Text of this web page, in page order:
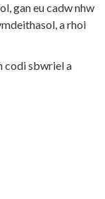
gan eu cadw nhw
a rhoi
codi sbwriel a